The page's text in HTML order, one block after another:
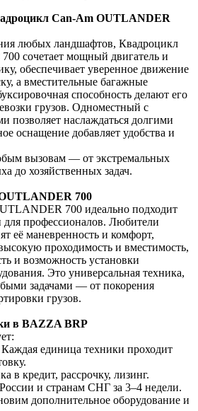
Can-Am OUTLANDER
любых ландшафтов, Квадроцикл
сочетает мощный двигатель и
обеспечивает уверенное движение
а вместительные багажные
способность делают его
грузов. Одноместный с
позволяет наслаждаться долгими
оснащение добавляет удобства и
вызовам — от экстремальных
до хозяйственных задач.
700
700 идеально подходит
для профессионалов. Любители
её маневренность и комфорт,
проходимость и вместимость,
и возможность установки
Это универсальная техника,
задачами — от покорения
грузов.
в BAZZA BRP
единица техники проходит
в кредит, рассрочку, лизинг.
и странам СНГ за 3–4 недели.
дополнительное оборудование и